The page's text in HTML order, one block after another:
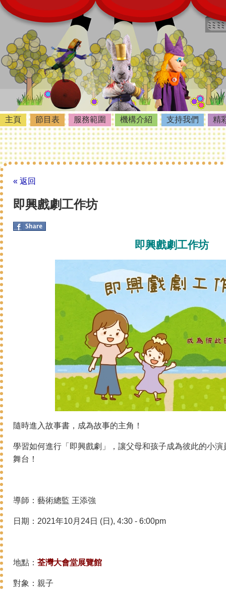
主頁 節目表 服務範圍 機構介紹 支持我們 精
« 返回
即興戲劇工作坊
即興戲劇工作坊
隨時進入故事書，成為故事的主角！
學習如何進行「即興戲劇」，讓父母和孩子成為彼此的小
舞台！
導師：藝術總監 王添強
日期：2021年10月24日 (日), 4:30 - 6:00pm
地點： 荃灣大會堂展覽館
對象：親子